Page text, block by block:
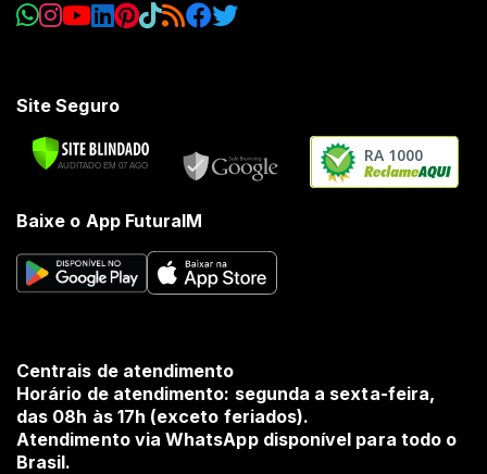
Site Seguro
RA 1000
Baixe o App FuturaIM
Centrais de atendimento
Horário de atendimento: segunda a sexta-feira,
das 08h às 17h (exceto feriados).
Atendimento via WhatsApp disponível para todo o
Brasil.